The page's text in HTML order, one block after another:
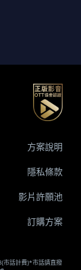
市話計費)*市話請直撥
方案說明
隱私條款
影片許願池
訂購方案